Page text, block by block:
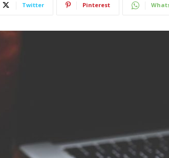
Twitter Pinterest